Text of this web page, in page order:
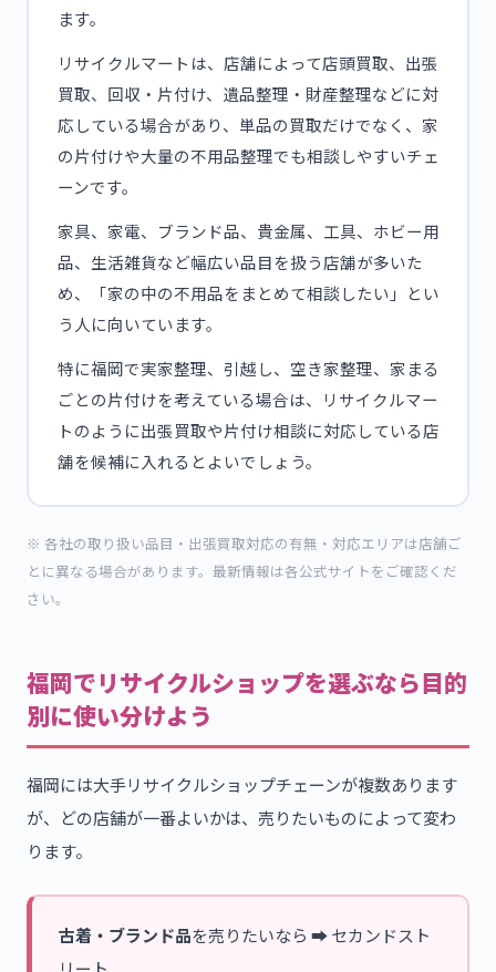
ます。
リサイクルマートは、店舗によって店頭買取、出張
買取、回収・片付け、遺品整理・財産整理などに対
応している場合があり、単品の買取だけでなく、家
の片付けや大量の不用品整理でも相談しやすいチェ
ーンです。
家具、家電、ブランド品、貴金属、工具、ホビー用
品、生活雑貨など幅広い品目を扱う店舗が多いた
め、「家の中の不用品をまとめて相談したい」とい
う人に向いています。
特に福岡で実家整理、引越し、空き家整理、家まる
ごとの片付けを考えている場合は、リサイクルマー
トのように出張買取や片付け相談に対応している店
舗を候補に入れるとよいでしょう。
※ 各社の取り扱い品目・出張買取対応の有無・対応エリアは店舗ご
とに異なる場合があります。最新情報は各公式サイトをご確認くだ
さい。
福岡でリサイクルショップを選ぶなら目的
別に使い分けよう
福岡には大手リサイクルショップチェーンが複数あります
が、どの店舗が一番よいかは、売りたいものによって変わ
ります。
古着・ブランド品を売りたいなら ➡ セカンドスト